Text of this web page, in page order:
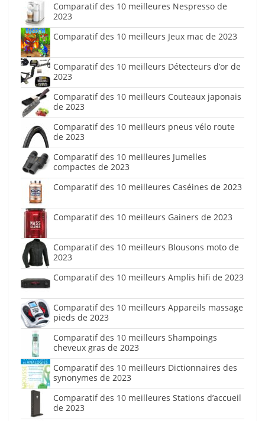
Comparatif des 10 meilleures Nespresso de
2023
Comparatif des 10 meilleurs Jeux mac de 2023
Comparatif des 10 meilleurs Détecteurs d’or de
2023
Comparatif des 10 meilleurs Couteaux japonais
de 2023
Comparatif des 10 meilleurs pneus vélo route
de 2023
Comparatif des 10 meilleures Jumelles
compactes de 2023
Comparatif des 10 meilleures Caséines de 2023
Comparatif des 10 meilleurs Gainers de 2023
Comparatif des 10 meilleurs Blousons moto de
2023
Comparatif des 10 meilleurs Amplis hifi de 2023
Comparatif des 10 meilleurs Appareils massage
pieds de 2023
Comparatif des 10 meilleurs Shampoings
cheveux gras de 2023
Comparatif des 10 meilleurs Dictionnaires des
synonymes de 2023
Comparatif des 10 meilleures Stations d’accueil
de 2023